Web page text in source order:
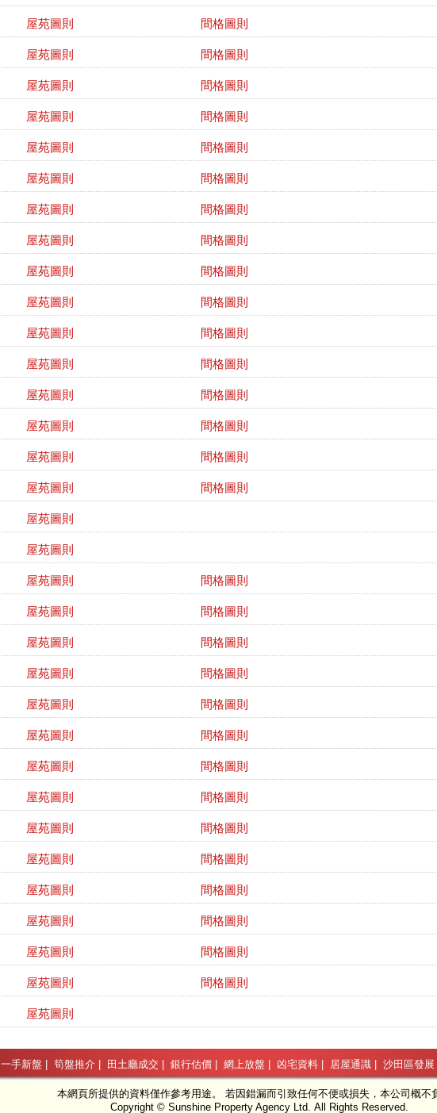
屋苑圖則
間格圖則
屋苑圖則
間格圖則
屋苑圖則
間格圖則
屋苑圖則
間格圖則
屋苑圖則
間格圖則
屋苑圖則
間格圖則
屋苑圖則
間格圖則
屋苑圖則
間格圖則
屋苑圖則
間格圖則
屋苑圖則
間格圖則
屋苑圖則
間格圖則
屋苑圖則
間格圖則
屋苑圖則
間格圖則
屋苑圖則
間格圖則
屋苑圖則
間格圖則
屋苑圖則
間格圖則
屋苑圖則
屋苑圖則
屋苑圖則
間格圖則
屋苑圖則
間格圖則
屋苑圖則
間格圖則
屋苑圖則
間格圖則
屋苑圖則
間格圖則
屋苑圖則
間格圖則
屋苑圖則
間格圖則
屋苑圖則
間格圖則
屋苑圖則
間格圖則
屋苑圖則
間格圖則
屋苑圖則
間格圖則
屋苑圖則
間格圖則
屋苑圖則
間格圖則
屋苑圖則
間格圖則
屋苑圖則
一手新盤| 筍盤推介| 田土廳成交 銀行估價| 網上放盤| 凶宅資料| 居屋通識| 沙田區發展
本網頁所提供的資料僅作參考用途。 若因錯漏而引致任何不便或損失，本公司概不
Copyright © Sunshine Property Agency Ltd. All Rights Reserved.